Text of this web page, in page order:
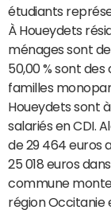
étudiants
À Houeydets
ménages sont
50,00 % sont des
familles
Houeydets sont à
salariés en CDI.
de 29 464 euros
25 018 euros
commune
région Occitanie